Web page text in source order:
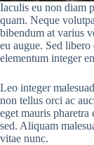
Iaculis eu non diam
quam. Neque
bibendum at varius
eu augue. Sed
elementum integer
Leo integer
non tellus orci ac
eget mauris pharetra
sed. Aliquam
vitae nunc.